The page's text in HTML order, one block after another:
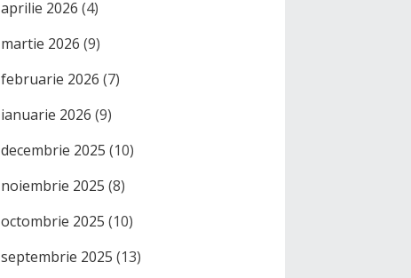
aprilie 2026 (4)
martie 2026 (9)
februarie 2026 (7)
ianuarie 2026 (9)
decembrie 2025 (10)
noiembrie 2025 (8)
octombrie 2025 (10)
septembrie 2025 (13)